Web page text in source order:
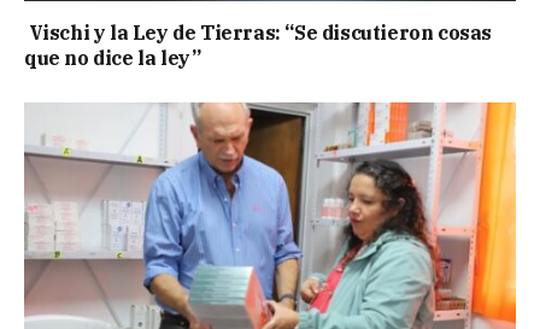
Vischi y la Ley de Tierras: “Se discutieron cosas
que no dice la ley”